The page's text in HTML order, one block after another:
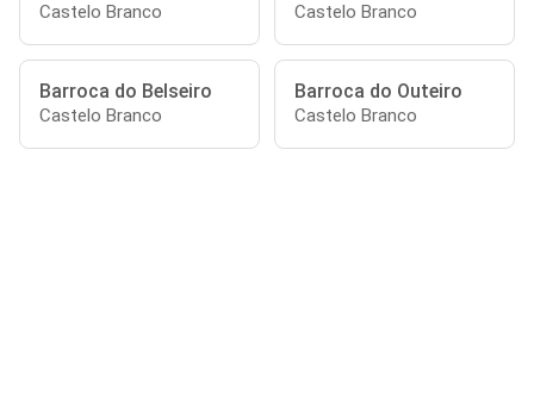
Castelo Branco Castelo Branco
Barroca do Belseiro
Castelo Branco
Barroca do Outeiro
Castelo Branco